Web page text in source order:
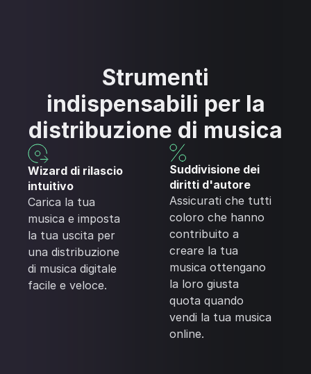
Strumenti
indispensabili per la
distribuzione di musica
Wizard di rilascio
intuitivo
Carica la tua
musica e imposta
la tua uscita per
una distribuzione
di musica digitale
facile e veloce.
Suddivisione dei
diritti d'autore
Assicurati che tutti
coloro che hanno
contribuito a
creare la tua
musica ottengano
la loro giusta
quota quando
vendi la tua musica
online.